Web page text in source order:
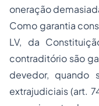
oneração
Como garantia
LV, da
contraditório são
devedor, quando
extrajudiciais (art.